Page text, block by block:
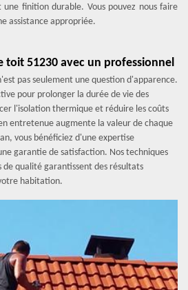
finition durable. Vous pouvez nous faire
assistance appropriée.
toit 51230 avec un professionnel
pas seulement une question d'apparence.
pour prolonger la durée de vie des
l'isolation thermique et réduire les coûts
entretenue augmente la valeur de chaque
vous bénéficiez d'une expertise
garantie de satisfaction. Nos techniques
qualité garantissent des résultats
habitation.